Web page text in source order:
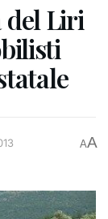
del Liri
AA